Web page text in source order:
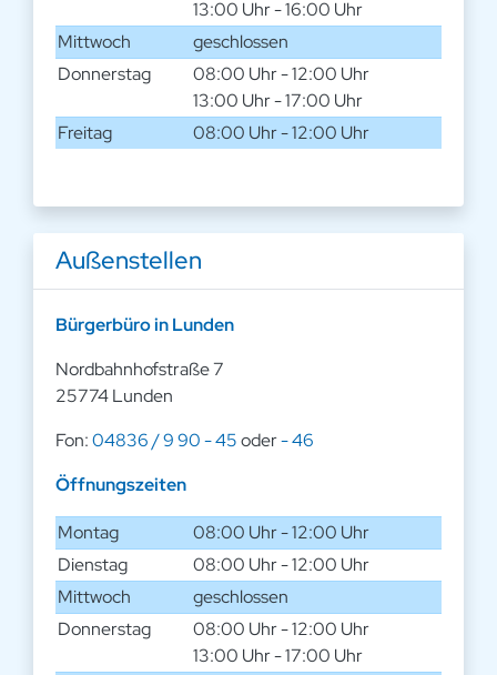
13:00 Uhr - 16:00 Uhr
Mittwoch
geschlossen
Donnerstag
08:00 Uhr - 12:00 Uhr
13:00 Uhr - 17:00 Uhr
Freitag
08:00 Uhr - 12:00 Uhr
Außenstellen
Bürgerbüro in Lunden
Nordbahnhofstraße 7
25774 Lunden
Fon:04836 / 9 90 - 45oder- 46
Öffnungszeiten
Montag
08:00 Uhr - 12:00 Uhr
Dienstag
08:00 Uhr - 12:00 Uhr
Mittwoch
geschlossen
Donnerstag
08:00 Uhr - 12:00 Uhr
13:00 Uhr - 17:00 Uhr